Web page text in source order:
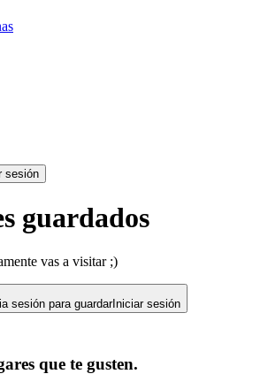
sesión
guardados
vas a visitar ;)
sesión para guardarIniciar sesión
que te gusten.